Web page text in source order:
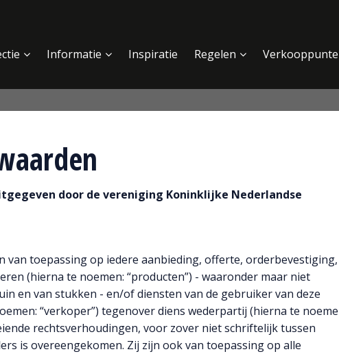
Informatie Inspiratie Regelen
door de vereniging Koninklijke Nederlandse
van toepassing op iedere aanbieding, offerte, orderbevestiging,
(hierna te noemen: “producten”) - waaronder maar niet
en van stukken - en/of diensten van de gebruiker van deze
“verkoper”) tegenover diens wederpartij (hierna te
rechtsverhoudingen, voor zover niet schriftelijk tussen
is overeengekomen. Zij zijn ook van toepassing op alle